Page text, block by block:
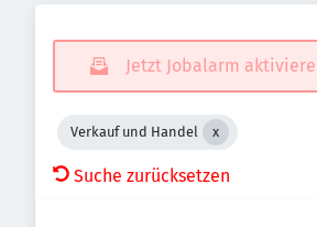
Jetzt Jobalarm
Verkauf und Handel
Suche zurücksetzen